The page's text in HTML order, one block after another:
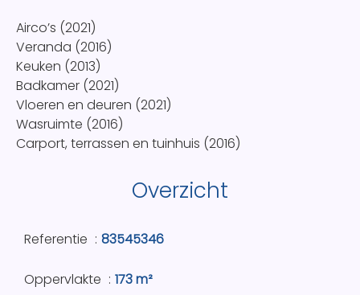
Airco’s (2021)
Veranda (2016)
Keuken (2013)
Badkamer (2021)
Vloeren en deuren (2021)
Wasruimte (2016)
Carport, terrassen en tuinhuis (2016)
Overzicht
Referentie 83545346
Oppervlakte 173 m²